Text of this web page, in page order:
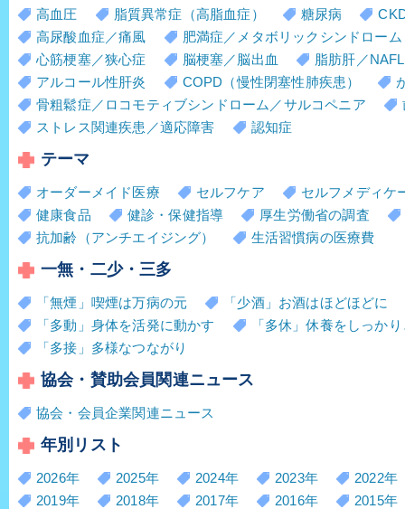
高血圧 脂質異常症（高脂血症） 糖尿病
高尿酸血症／痛風
肥満症／メタボリックシンドローム
心筋梗塞／狭心症
脳梗塞／脳出血
脂肪肝／
アルコール性肝炎
COPD（慢性閉塞性肺疾患）
骨粗鬆症／ロコモティブシンドローム／サルコペニア
ストレス関連疾患／適応障害
認知症
テーマ
オーダーメイド医療 セルフケア
セルフメディケ
健康食品
健診・保健指導
厚生労働省の調査
抗加齢（アンチエイジング）
生活習慣病の医療費
一無・二少・三多
「無煙」喫煙は万病の元
「少酒」お酒はほどほどに
「多動」身体を活発に動かす
「多休」休養をしっか
「多接」多様なつながり
協会・賛助会員関連ニュース
協会・会員企業関連ニュース
年別リスト
2026年 2025年 2024年 2023年
2022年
2019年
2018年 2017年 2016年
2015年